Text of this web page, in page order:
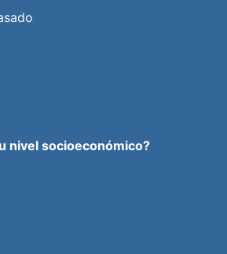
nivel socioeconómico?